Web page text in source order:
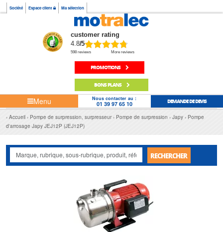
Société Espace client Ma sélection
customer rating
4.8/5
598 reviews More reviews
PROMOTIONS
BONS PLANS
Menu Nous contacter au :
01 39 97 65 10 DEMANDE DE DEVIS
Accueil Pompe de surpression, surpresseur Pompe de surpression Japy
Pompe
d'arrosage Japy JEJ12P (JEJ12P)
RECHERCHER